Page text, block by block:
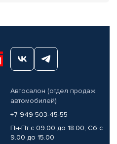
Автосалон (отдел продаж
автомобилей)
+7 949 503-45-55
Пн-Пт с 09.00 до 18.00, Сб с
9.00 до 15.00